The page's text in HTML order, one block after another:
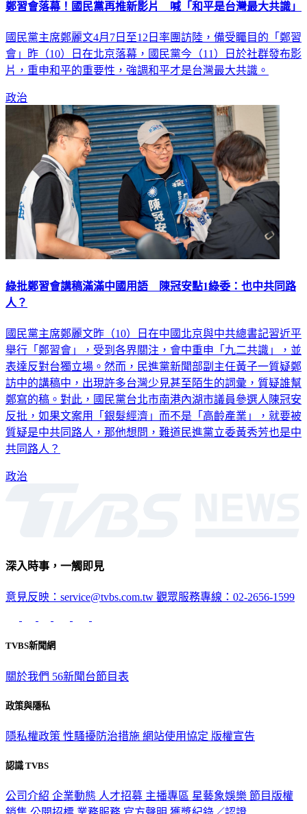
鄭習會落幕！國民黨再推新影片 喊「和平是台灣最大共識」
國民黨主席鄭麗文4月7日至12日率團訪陸，備受矚目的「鄭習
會」昨（10）日在北京落幕，國民黨今（11）日於社群發布影
片，重申和平的重要性，強調和平才是台灣最大共識。
政治
綠批鄭習會講稿滿滿中國用語 陳冠安點1綠委：也中共同路
人？
國民黨主席鄭麗文昨（10）日在中國北京與中共總書記習近平
舉行「鄭習會」，受到各界關注，會中重申「九二共識」，並
表達反對台獨立場。然而，民進黨新聞部副主任黃子一質疑鄭
訪中的講稿中，出現許多台灣少見甚至陌生的詞彙，質疑誰幫
鄭寫的稿。對此，國民黨台北市南港內湖市議員參選人陳冠安
反批，如果文案用「銀髮經濟」而不是「高齡產業」，就要被
質疑是中共同路人，那他想問，難道民進黨立委黃秀芳也是中
共同路人？
政治
深入時事，一觸即見
意見反映：service@tvbs.com.tw 觀眾服務專線：02-2656-1599
TVBS新聞網
關於我們 56新聞台節目表
政策與隱私
隱私權政策 性騷擾防治措施 網站使用協定 版權宣告
認識 TVBS
公司介紹 企業動態 人才招募 主播專區 星藝象娛樂 節目版權